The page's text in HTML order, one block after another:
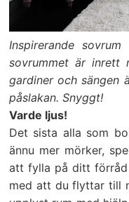
Inspirerande sovrum
sovrummet är inrett
gardiner och sängen
påslakan. Snyggt!
Varde ljus!
Det sista alla som
ännu mer mörker,
att fylla på ditt
med att du flyttar till